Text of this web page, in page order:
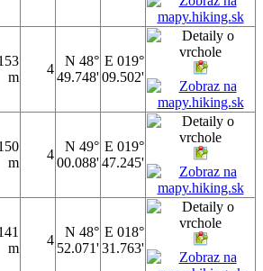
m
4
N 48°
49.748'
E 019°
09.502'
m
4
N 49°
00.088'
E 019°
47.245'
m
4
N 48°
52.071'
E 018°
31.763'